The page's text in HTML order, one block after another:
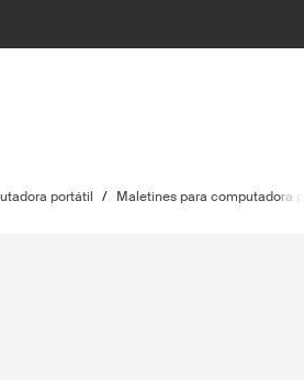
portátil / Maletines para computadora